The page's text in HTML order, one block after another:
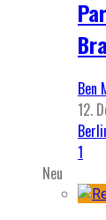
Ben
12.
1
Neu